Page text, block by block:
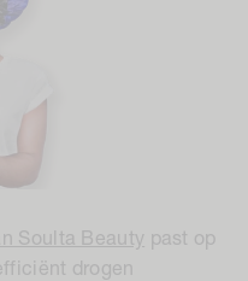
Soulta Beauty past op
drogen